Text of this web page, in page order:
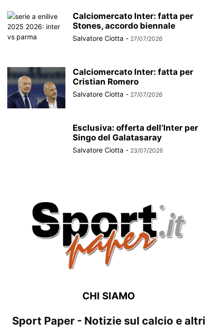
Calciomercato Inter: fatta per
Stones, accordo biennale
Salvatore Ciotta - 27/07/2026
Calciomercato Inter: fatta per
Cristian Romero
Salvatore Ciotta - 27/07/2026
Esclusiva: offerta dell’Inter per
Singo del Galatasaray
Salvatore Ciotta - 23/07/2026
CHI SIAMO
Sport Paper - Notizie sul calcio e altri